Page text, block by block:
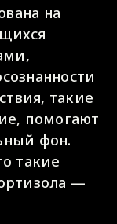
на
такие
помогают
фон.
такие
—